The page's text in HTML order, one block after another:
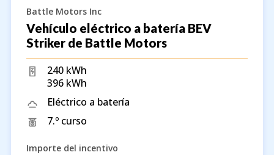
Battle Motors Inc
Vehículo eléctrico a batería BEV
Striker de Battle Motors
240 kWh
396 kWh
Eléctrico a batería
7.º curso
Importe del incentivo